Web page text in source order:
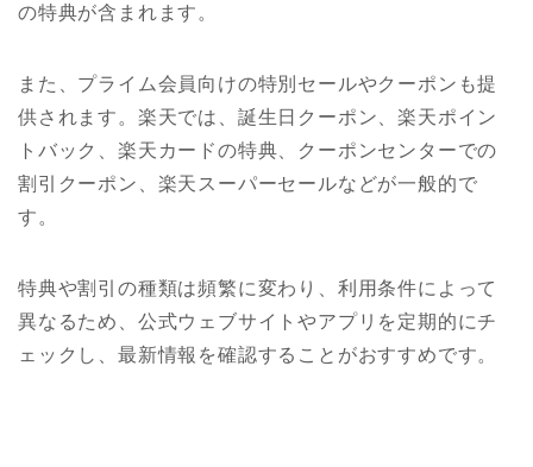
の特典が含まれます。
また、プライム会員向けの特別セールやクーポンも提
供されます。楽天では、誕生日クーポン、楽天ポイン
トバック、楽天カードの特典、クーポンセンターでの
割引クーポン、楽天スーパーセールなどが一般的で
す。
特典や割引の種類は頻繁に変わり、利用条件によって
異なるため、公式ウェブサイトやアプリを定期的にチ
ェックし、最新情報を確認することがおすすめです。